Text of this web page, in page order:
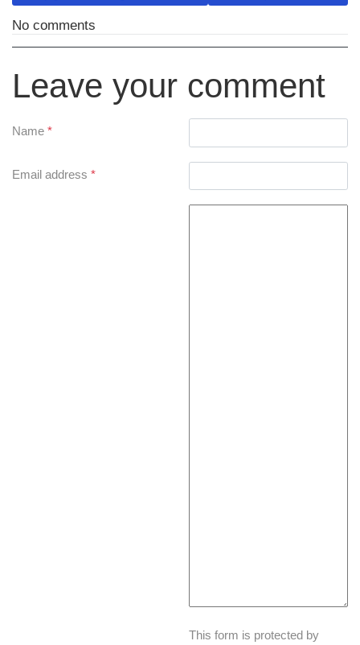
No comments
Leave your comment
Name *
Email address *
This form is protected by